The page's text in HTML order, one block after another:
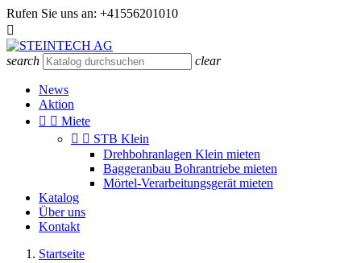
Rufen Sie uns an: +41556201010

search clear
News
Aktion
  Miete
  STB Klein
Drehbohranlagen Klein mieten
Baggeranbau Bohrantriebe mieten
Mörtel-Verarbeitungsgerät mieten
Katalog
Über uns
Kontakt
Startseite